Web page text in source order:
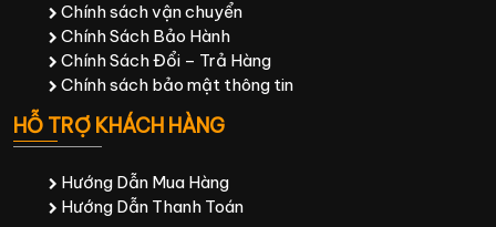
Chính sách vận chuyển
Chính Sách Bảo Hành
Chính Sách Đổi – Trả Hàng
Chính sách bảo mật thông tin
HỖ TRỢ KHÁCH HÀNG
Hướng Dẫn Mua Hàng
Hướng Dẫn Thanh Toán